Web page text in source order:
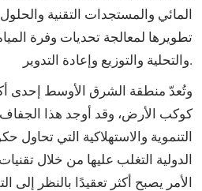
المائي والمستجدات التقنية
تطويرها لمعالجة تحديات وفرة
والتحلية والتوزيع وإعادة التدوير.
وتُعدّ منطقة الشرق الأوسط إحدى
كوكب الأرض، وقد أوجد هذا الجفاف
التنموية والاستهلاكية التي
الدولية التغلب عليها من خلال
الأمر يصبح أكثر تعقيدًا بالنظر إلى